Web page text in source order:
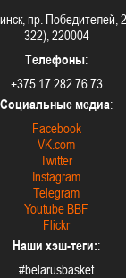
пр. Победителей,
322), 220004
Телефоны:
+375 17 282 76 73
Социальные медиа:
Facebook
VK.com
Twitter
Instagram
Telegram
Youtube BBF
Flickr
Наши хэш-теги::
#belarusbasket